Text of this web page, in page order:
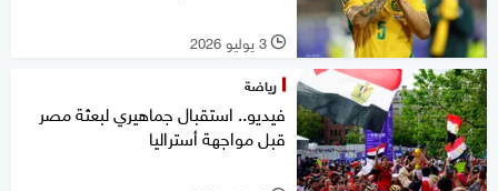
l 3 يوليو 2026
رياضة
فيديو.. استقبال جماهيري لبعثة مصر
قبل مواجهة أستراليا